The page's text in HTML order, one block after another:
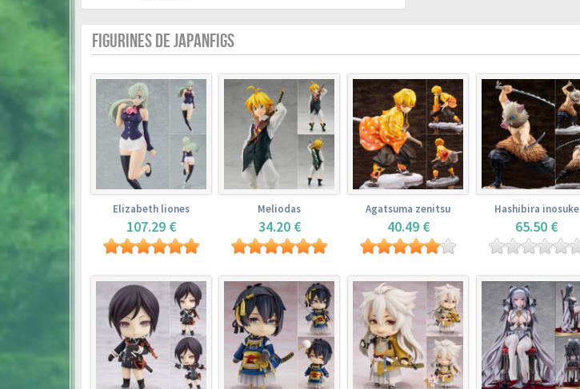
FIGURINES DE JAPANFIGS
Elizabeth liones
107.29 €
Meliodas
34.20 €
Agatsuma zenitsu
40.49 €
Hashibira inosuke
65.50 €